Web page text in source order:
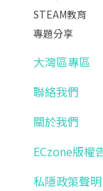
STEAM教育
專題分享
大灣區專區
聯絡我們
關於我們
ECzone版權
私隱政策聲明